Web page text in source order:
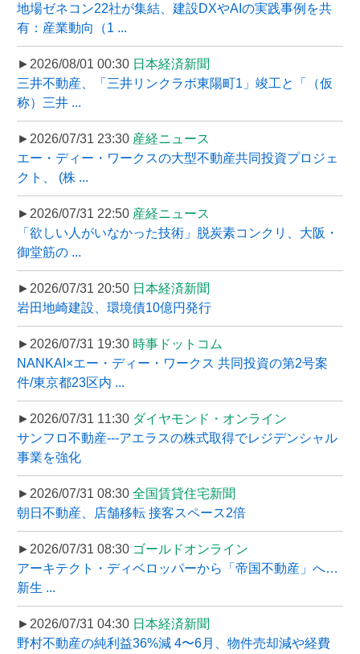
地場ゼネコン22社が集結、建設DXやAIの実践事例を共
有：産業動向（1 ...
►2026/08/01 00:30 日本経済新聞
三井不動産、「三井リンクラボ東陽町1」竣工と「（仮
称）三井 ...
►2026/07/31 23:30 産経ニュース
エー・ディー・ワークスの大型不動産共同投資プロジェ
クト、 (株 ...
►2026/07/31 22:50 産経ニュース
「欲しい人がいなかった技術」脱炭素コンクリ、大阪・
御堂筋の ...
►2026/07/31 20:50 日本経済新聞
岩田地崎建設、環境債10億円発行
►2026/07/31 19:30 時事ドットコム
NANKAI×エー・ディー・ワークス 共同投資の第2号案
件/東京都23区内 ...
►2026/07/31 11:30 ダイヤモンド・オンライン
サンフロ不動産---アエラスの株式取得でレジデンシャル
事業を強化
►2026/07/31 08:30 全国賃貸住宅新聞
朝日不動産、店舗移転 接客スペース2倍
►2026/07/31 08:30 ゴールドオンライン
アーキテクト・ディベロッパーから「帝国不動産」へ…
新生 ...
►2026/07/31 04:30 日本経済新聞
野村不動産の純利益36%減 4〜6月、物件売却減や経費